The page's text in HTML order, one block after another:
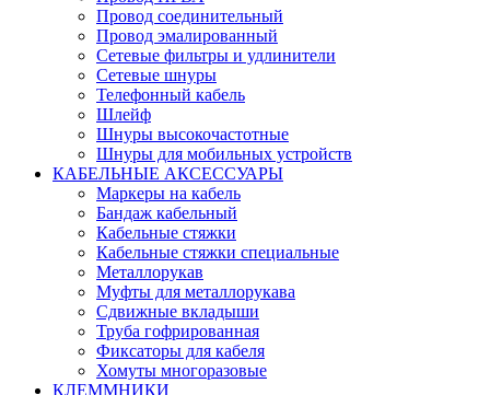
Провод соединительный
Провод эмалированный
Сетевые фильтры и удлинители
Сетевые шнуры
Телефонный кабель
Шлейф
Шнуры высокочастотные
Шнуры для мобильных устройств
КАБЕЛЬНЫЕ АКСЕССУАРЫ
Маркеры на кабель
Бандаж кабельный
Кабельные стяжки
Кабельные стяжки специальные
Металлорукав
Муфты для металлорукава
Сдвижные вкладыши
Труба гофрированная
Фиксаторы для кабеля
Хомуты многоразовые
КЛЕММНИКИ